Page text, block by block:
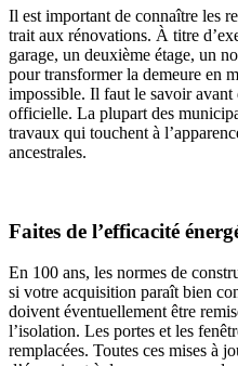
Il est important de connaître les
trait aux rénovations. À titre
garage, un deuxième étage, un
pour transformer la demeure en
impossible. Il faut le savoir avant
officielle. La plupart des
travaux qui touchent à
ancestrales.
Faites de l’efficacité
En 100 ans, les normes de
si votre acquisition paraît bien
doivent éventuellement être
l’isolation. Les portes et les
remplacées. Toutes ces mises à